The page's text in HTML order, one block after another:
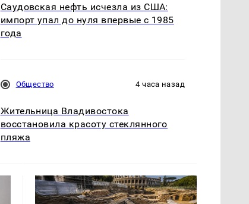
Саудовская нефть исчезла из США:
импорт упал до нуля впервые с 1985
года
Общество 4 часа назад
Жительница Владивостока
восстановила красоту стеклянного
пляжа